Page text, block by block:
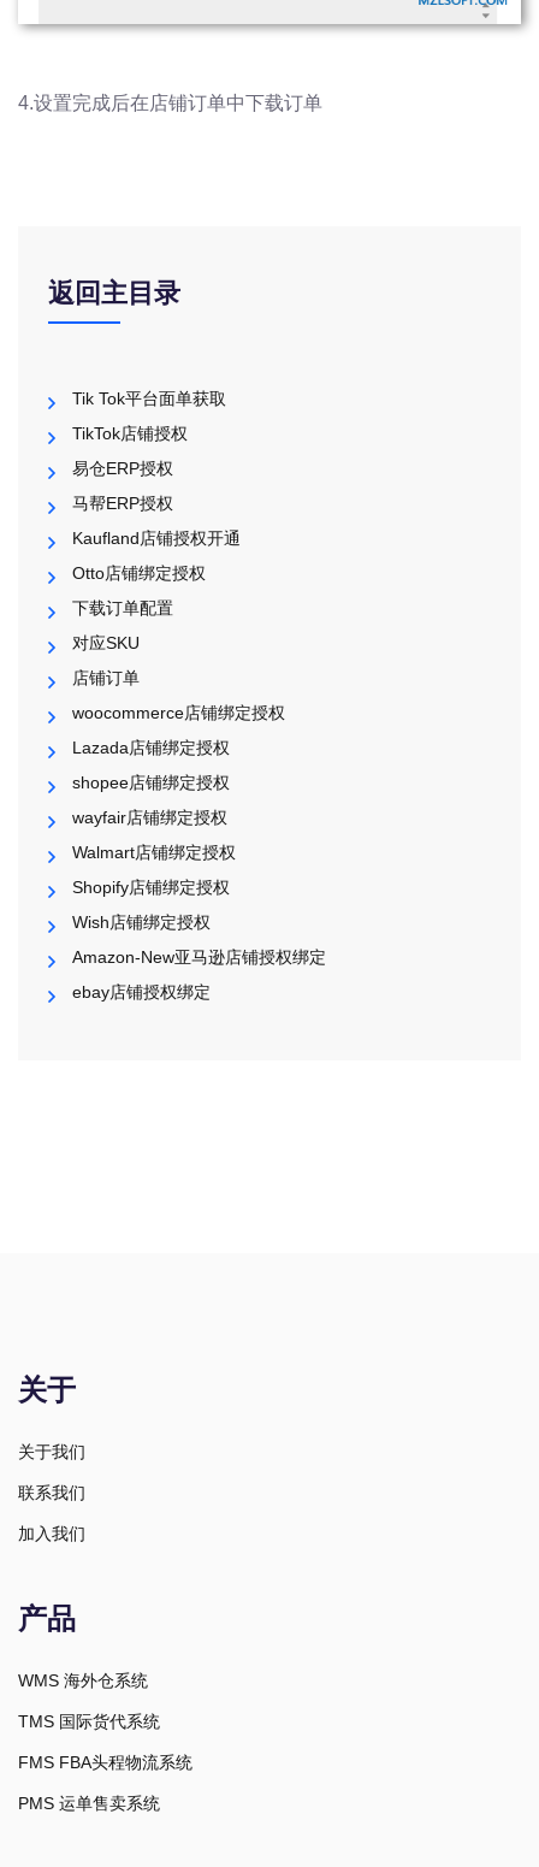
4.设置完成后在店铺订单中下载订单
返回主目录
Tik Tok平台面单获取
TikTok店铺授权
易仓ERP授权
马帮ERP授权
Kaufland店铺授权开通
Otto店铺绑定授权
下载订单配置
对应SKU
店铺订单
woocommerce店铺绑定授权
Lazada店铺绑定授权
shopee店铺绑定授权
wayfair店铺绑定授权
Walmart店铺绑定授权
Shopify店铺绑定授权
Wish店铺绑定授权
Amazon-New亚马逊店铺授权绑定
ebay店铺授权绑定
关于
关于我们
联系我们
加入我们
产品
WMS 海外仓系统
TMS 国际货代系统
FMS FBA头程物流系统
PMS 运单售卖系统